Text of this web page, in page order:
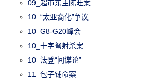
09_超市东主陈旺案
10_“太亚裔化”争议
10_G8-G20峰会
10_十字弩射杀案
10_法登“间谍论”
11_包子铺命案